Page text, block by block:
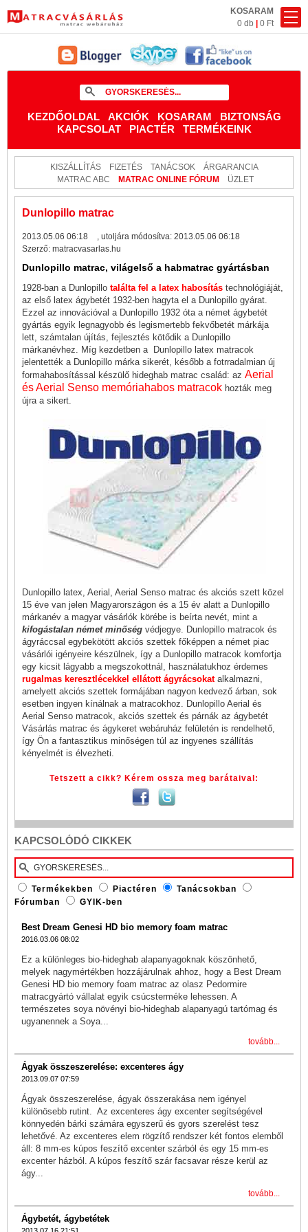
KOSARAM
0 db
0 Ft
KEZDŐOLDAL AKCIÓK KOSARAM
BIZTONSÁG
KAPCSOLAT
PIACTÉR TERMÉKEINK
KISZÁLLÍTÁS FIZETÉS TANÁCSOK
ÁRGARANCIA
MATRAC ABC
MATRAC ONLINE FÓRUM ÜZLET
Dunlopillo matrac
2013.05.06 06:18 , utoljára módosítva: 2013.05.06 06:18
Szerző: matracvasarlas.hu
Dunlopillo matrac, világelső a habmatrac gyártásban
1928-ban a Dunlopillo találta fel a latex habosítás technológiáját,
az első latex ágybetét 1932-ben hagyta el a Dunlopillo gyárat.
Ezzel az innovációval a Dunlopillo 1932 óta a német ágybetét
gyártás egyik legnagyobb és legismertebb fekvőbetét márkája
lett, számtalan újítás, fejlesztés kötődik a Dunlopillo
márkanévhez. Míg kezdetben a Dunlopillo latex matracok
jelentették a Dunlopillo márka sikerét, később a fotrradalmian új
formahabosítással készülő hideghab matrac család: az Aerial
és Aerial Senso memóriahabos matracok hozták meg
újra a sikert.
Dunlopillo latex, Aerial, Aerial Senso matrac és akciós szett közel
15 éve van jelen Magyarországon és a 15 év alatt a Dunlopillo
márkanév a magyar vásárlók körébe is beírta nevét, mint a
kifogástalan német minőség védjegye. Dunlopillo matracok és
ágyráccsal egybekötött akciós szettek főképpen a német piac
vásárlói igényeire készülnek, így a Dunlopillo matracok komfortja
egy kicsit lágyabb a megszokottnál, használatukhoz érdemes
rugalmas keresztlécekkel ellátott ágyrácsokat alkalmazni,
amelyett akciós szettek formájában nagyon kedvező árban, sok
esetben ingyen kínálnak a matracokhoz. Dunlopillo Aerial és
Aerial Senso matracok, akciós szettek és párnák az ágybetét
Vásárlás matrac és ágykeret webáruház felületén is rendelhető,
így Ön a fantasztikus minőségen túl az ingyenes szállítás
kényelmét is élvezheti.
Tetszett a cikk? Kérem ossza meg barátaival:
KAPCSOLÓDÓ CIKKEK
Termékekben Piactéren
Tanácsokban
Fórumban
GYIK-ben
Best Dream Genesi HD bio memory foam matrac
2016.03.06 08:02
Ez a különleges bio-hideghab alapanyagoknak köszönhető,
melyek nagymértékben hozzájárulnak ahhoz, hogy a Best Dream
Genesi HD bio memory foam matrac az olasz Pedormire
matracgyártó vállalat egyik csúcsterméke lehessen. A
természetes soya növényi bio-hideghab alapanyagú tartómag és
ugyanennek a Soya...
tovább...
Ágyak összeszerelése: excenteres ágy
2013.09.07 07:59
Ágyak összeszerelése, ágyak összerakása nem igényel
különösebb rutint. Az excenteres ágy excenter segítségével
könnyedén bárki számára egyszerű és gyors szerelést tesz
lehetővé. Az excenteres elem rögzítő rendszer két fontos elemből
áll: 8 mm-es kúpos feszítő excenter szárból és egy 15 mm-es
excenter házból. A kúpos feszítő szár facsavar része kerül az
ágy...
tovább...
Ágybetét, ágybetétek